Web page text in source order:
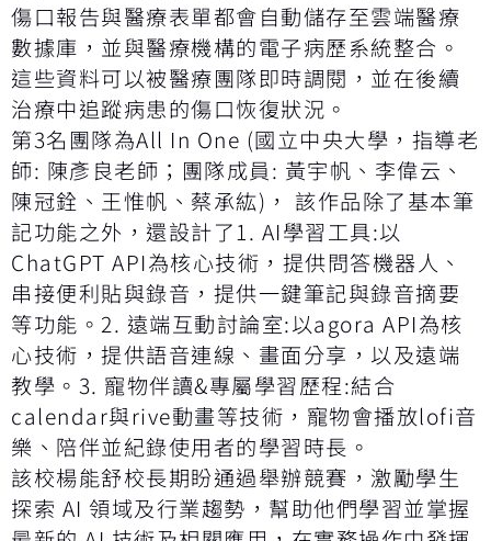
傷口報告與醫療表單都會自動儲存至雲端醫療
數據庫，並與醫療機構的電子病歷系統整合。
這些資料可以被醫療團隊即時調閱，並在後續
治療中追蹤病患的傷口恢復狀況。
第3名團隊為All In One (國立中央大學，指導老
師: 陳彥良老師；團隊成員: 黃宇帆、李偉云、
陳冠銓、王惟帆、蔡承紘)， 該作品除了基本筆
記功能之外，還設計了1. AI學習工具:以
ChatGPT API為核心技術，提供問答機器人、
串接便利貼與錄音，提供一鍵筆記與錄音摘要
等功能。2. 遠端互動討論室:以agora API為核
心技術，提供語音連線、畫面分享，以及遠端
教學。3. 寵物伴讀&專屬學習歷程:結合
calendar與rive動畫等技術，寵物會播放lofi音
樂、陪伴並紀錄使用者的學習時長。
該校楊能舒校長期盼通過舉辦競賽，激勵學生
探索 AI 領域及行業趨勢，幫助他們學習並掌握